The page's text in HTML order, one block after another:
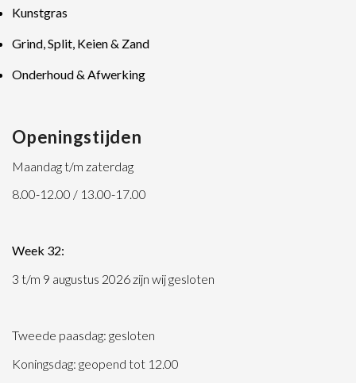
Kunstgras
Grind, Split, Keien & Zand
Onderhoud & Afwerking
Openingstijden
Maandag t/m zaterdag
8.00-12.00 / 13.00-17.00
Week 32:
3 t/m 9 augustus 2026 zijn wij gesloten
Tweede paasdag: gesloten
Koningsdag: geopend tot 12.00